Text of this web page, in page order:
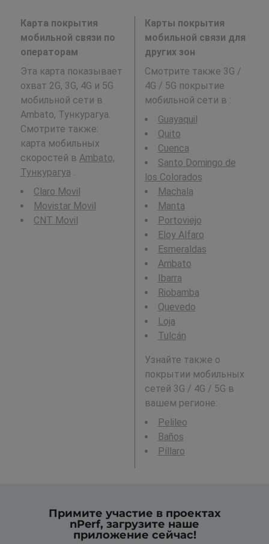
Карта покрытия
мобильной связи по
операторам
Эта карта показывает
охват 2G, 3G, 4G и 5G
мобильной сети в
Ambato, Тункурагуа.
Смотрите также:
карта мобильных
скоростей в Ambato,
Тункурагуа .
Claro Movil
Movistar Movil
CNT Movil
Карты покрытия
мобильной связи для
других зон
Смотрите также 3G /
4G / 5G покрытие
мобильной сети в :
Guayaquil
Quito
Cuenca
Santo Domingo de
los Colorados
Machala
Manta
Portoviejo
Eloy Alfaro
Esmeraldas
Ambato
Ibarra
Riobamba
Quevedo
Loja
Tulcán
Узнайте также о
покрытии мобильных
сетей 3G / 4G / 5G в
вашем регионе:
Pelileo
Baños
Píllaro
Примите участие в проектах
nPerf, загрузите наше
приложение сейчас!